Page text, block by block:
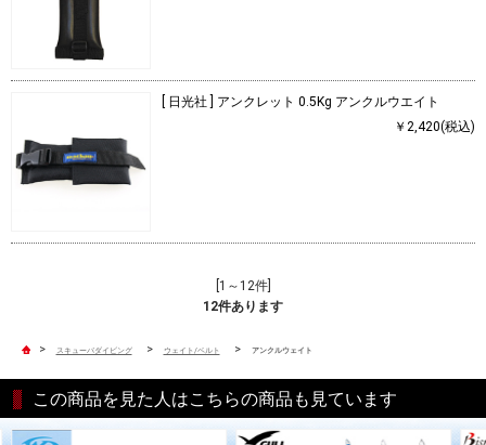
[ 日光社 ] アンクレット 0.5Kg アンクルウエイト
￥2,420(税込)
[1～12件]
12件あります
> スキューバダイビング > ウェイト/ベルト > アンクルウェイト
この商品を見た人はこちらの商品も見ています